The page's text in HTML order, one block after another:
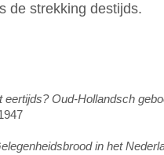
de strekking destijds.
eertijds? Oud-Hollandsch
in het